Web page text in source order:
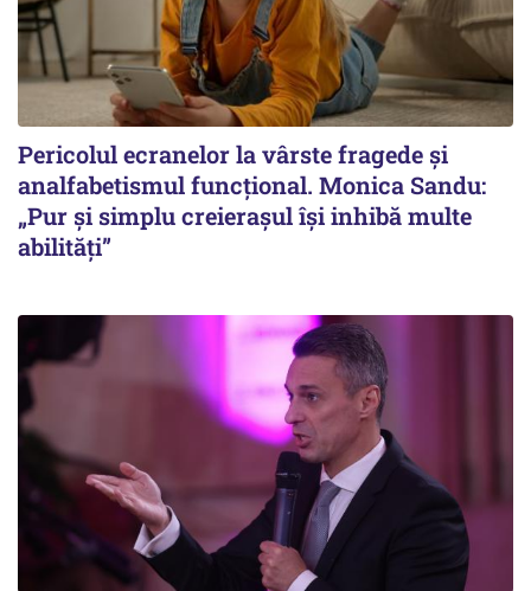
Pericolul ecranelor la vârste fragede și
analfabetismul funcțional. Monica Sandu:
„Pur și simplu creierașul își inhibă multe
abilități”